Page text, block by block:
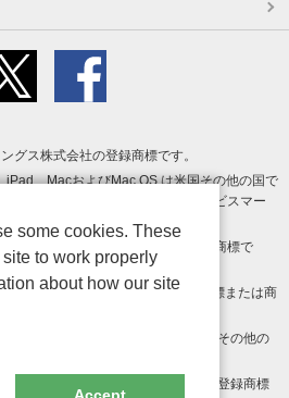
グス株式会社の登録商標です。
、MacおよびMac OS は米国その他の国で
す。App Store は Apple Inc. のサービスマー
Google Play ロゴ は Google LLC の商標で
国およびその他の国における登録商標または商
PDF は、Adobe Inc.の米国およびその他の
、商品名、ロゴは各社の商標または登録商標
some cookies. These
to work properly
about how our site